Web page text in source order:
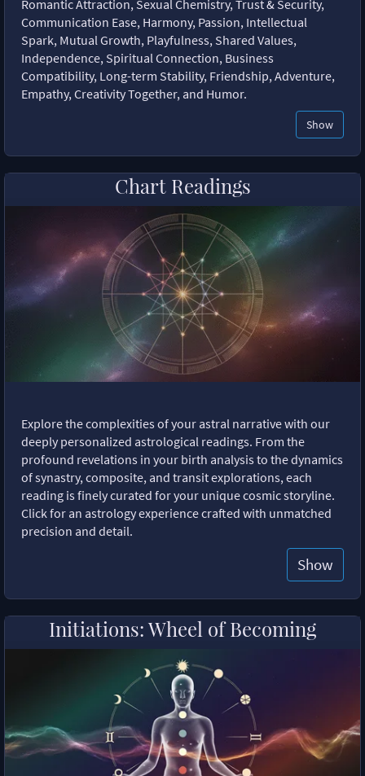
Romantic Attraction, Sexual Chemistry, Trust & Security,
Communication Ease, Harmony, Passion, Intellectual
Spark, Mutual Growth, Playfulness, Shared Values,
Independence, Spiritual Connection, Business
Compatibility, Long-term Stability, Friendship, Adventure,
Empathy, Creativity Together, and Humor.
Show
Chart Readings
Explore the complexities of your astral narrative with our
deeply personalized astrological readings. From the
profound revelations in your birth analysis to the dynamics
of synastry, composite, and transit explorations, each
reading is finely curated for your unique cosmic storyline.
Click for an astrology experience crafted with unmatched
precision and detail.
Show
Initiations: Wheel of Becoming